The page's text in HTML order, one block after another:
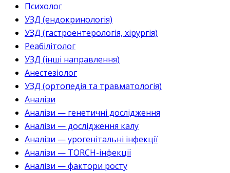
Психолог
УЗД (ендокринологія)
УЗД (гастроентерологія, хірургія)
Реабілітолог
УЗД (інші направлення)
Анестезіолог
УЗД (ортопедія та травматологія)
Аналізи
Аналізи — генетичні дослідження
Аналізи — дослідження калу
Аналізи — урогенітальні інфекції
Аналізи — TORCH-інфекції
Аналізи — фактори росту